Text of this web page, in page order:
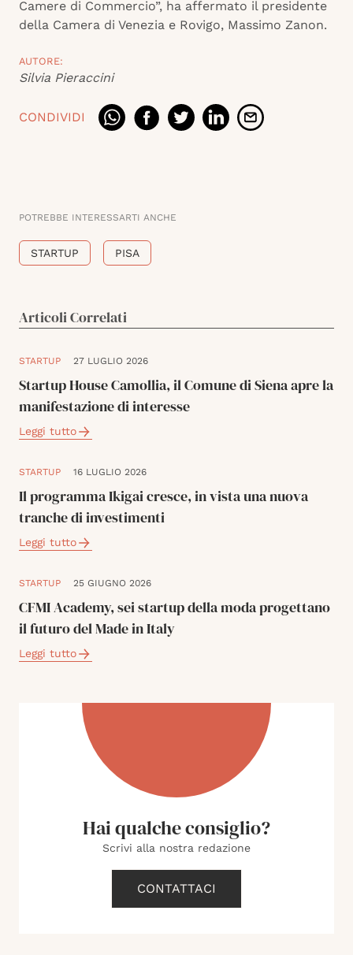
Camere di Commercio”, ha affermato il presidente
della Camera di Venezia e Rovigo, Massimo Zanon.
AUTORE:
Silvia Pieraccini
CONDIVIDI
POTREBBE INTERESSARTI ANCHE
STARTUP PISA
Articoli Correlati
STARTUP 27 LUGLIO 2026
Startup House Camollia, il Comune di Siena apre la
manifestazione di interesse
Leggi tutto
STARTUP 16 LUGLIO 2026
Il programma Ikigai cresce, in vista una nuova
tranche di investimenti
Leggi tutto
STARTUP 25 GIUGNO 2026
CFMI Academy, sei startup della moda progettano
il futuro del Made in Italy
Leggi tutto
Hai qualche consiglio?
Scrivi alla nostra redazione
CONTATTACI